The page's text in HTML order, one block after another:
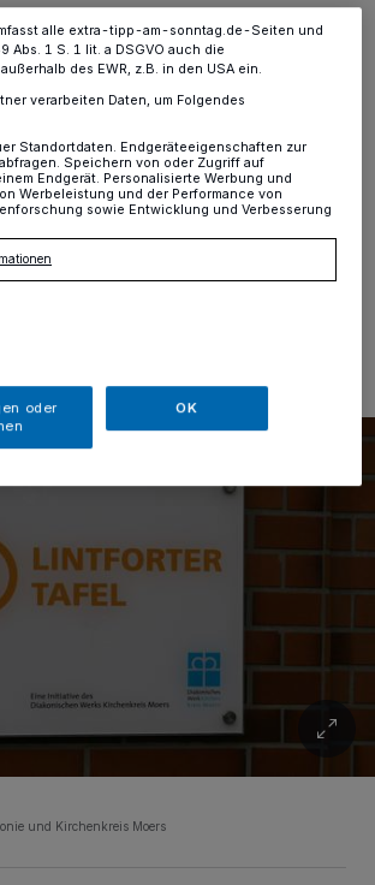
·Einen adventlichen Dekoartikel für
finden, frühzeitig einen schönen
oder ein erstes
Mitbringsel erstehen - das können alle
Samstag, 5. November, in den
Kamp-Lintfort an der Friedrich-
tun.
Uhr
und Kirchenkreis Moers
alle extra-tipp-am-sonntag.de-Seiten und
Abs. 1 S. 1 lit. a DSGVO auch die
des EWR, z.B. in den USA ein.
verarbeiten Daten, um Folgendes
Standortdaten. Endgeräteeigenschaften zur
Speichern von oder Zugriff auf
Endgerät. Personalisierte Werbung und
Werbeleistung und der Performance von
sowie Entwicklung und Verbesserung
oder
OK